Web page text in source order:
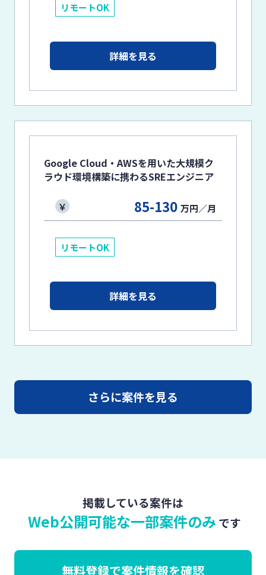
リモートOK
詳細を見る
Google Cloud・AWSを用いた大規模ク
ラウド環境構築に携わるSREエンジニア
85-130万円／月
リモートOK
詳細を見る
さらに案件を見る
掲載している案件は
Web公開可能な一部案件のみ です
無料登録で案件情報を確認